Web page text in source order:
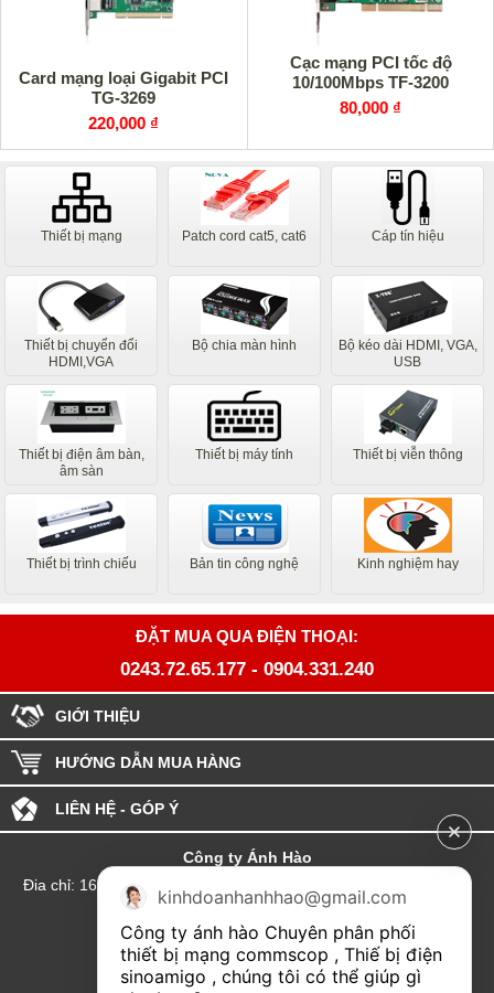
Card mạng loại Gigabit PCI
TG-3269
220,000 ₫
Cạc mạng PCI tốc độ
10/100Mbps TF-3200
80,000 ₫
Thiết bị mạng Patch cord cat5, cat6 Cáp tín hiệu
Thiết bị chuyển đổi
HDMI,VGA
Bộ chia màn hình
Bộ kéo dài HDMI, VGA,
USB
Thiết bị điện âm bàn,
âm sàn
Thiết bị máy tính Thiết bị viễn thông
Thiết bị trình chiếu Bản tin công nghệ Kinh nghiệm hay
ĐẶT MUA QUA ĐIỆN THOẠI:
0243.72.65.177 - 0904.331.240
GIỚI THIỆU
HƯỚNG DẪN MUA HÀNG
LIÊN HỆ - GÓP Ý
Công ty Ánh Hào
Đia chỉ: 164 Phố Chùa Láng - Phường Láng - Thành phố Hà Nội
hotline:0904.331.240
Email: Kinhdoanhanhhao@gmail.com
kinhdoanhanhhao@gmail.com
Công ty ánh hào Chuyên phân phối
thiết bị mạng commscop , Thiế bị điện
sinoamigo , chúng tôi có thể giúp gì